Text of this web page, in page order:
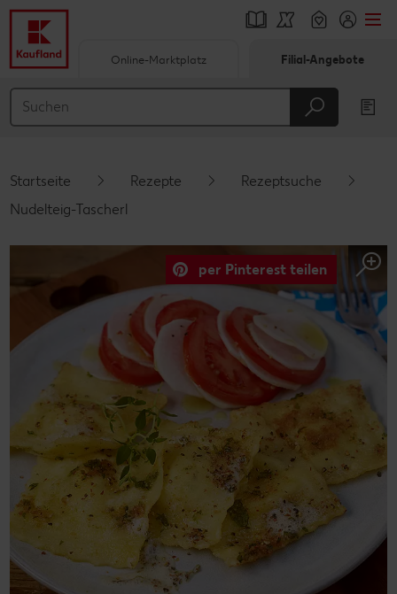
Hauptinhalt
Schwebender Seitenbereich
Online-Marktplatz Filial-Angebote
Startseite Rezepte
Rezeptsuche
Nudelteig-Tascherl
per Pinterest teilen